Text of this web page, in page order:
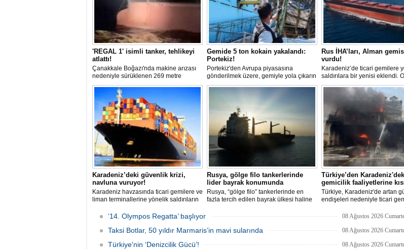
'REGAL 1' isimli tanker, tehlikeyi
atlattı!
Çanakkale Boğazı'nda makine arızası
nedeniyle sürüklenen 269 metre
uzunluğundaki 'REGAL 1' isimli tanker,
römorkörler yardımıyla Şevketiye Demir
Sahası'na çekilerek kurtarıldı.
Gemide 5 ton kokain yakalandı:
Portekiz!
Portekiz'den Avrupa piyasasına
gönderilmek üzere, gemiyle yola çıkarın
5 ton kokain, Portekiz polisi ile Portekiz
operasyonuyla durduruldu. Operasyon
kapsamında, gemideki iki yabancı
uyruklu kişi bir gemi mürettebatı
gözaltına alındı.
Rus İHA’ları, Alman
vurdu!
Karadeniz’de ticari gemilere
saldırılara bir yenisi eklendi.
açıklarında birden fazla
aldığı Alman işletmesindeki
gemisinde yangın çıktı; teknik
durunca mürettebat tahliye
Karadeniz’deki güvenlik krizi,
navluna vuruyor!
Karadeniz havzasında ticari gemilere ve
liman terminallerine yönelik saldırıların
sekteye uğrattı. Risk artışıyla birlikte
ortalama petrol tankeri maliyetleri 300
bin doları aşarken, savaş sigortası
fiyatlarında yüzde 50’yi geçen
Rusya, gölge filo tankerlerinde
lider bayrak konumunda
Rusya, “gölge filo” tankerlerinde en
fazla tercih edilen bayrak ülkesi haline
birlikte çok sayıda tanker Rus bayrağına
yaptırımlarının uygulanması açısından
Türkiye’den
gemicilik faaliyetlerine
Türkiye, Karadeniz'de artan
endişeleri nedeniyle ticari
bölgedeki gıda güvenliğini
‘14. Olympos Regatta’ başlıyor 08 Ağustos 2026
Taksi Botlar, 50 yıldır Marmaris’in mavi sularında 08 Ağustos 2026
Türkiye'nin ‘Denizcilik Gücü’! 08 Ağustos 2026